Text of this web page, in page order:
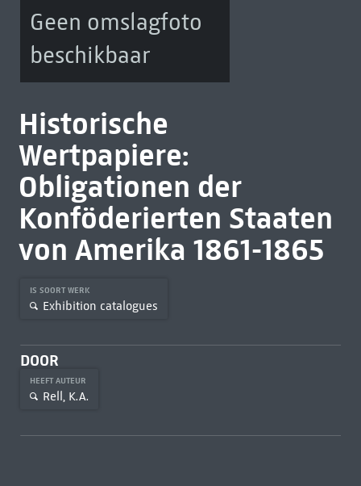
Geen omslagfoto
beschikbaar
Historische
Wertpapiere:
Obligationen der
Konföderierten Staaten
von Amerika 1861-1865
IS SOORT WERK
Exhibition catalogues
DOOR
HEEFT AUTEUR
Rell, K.A.